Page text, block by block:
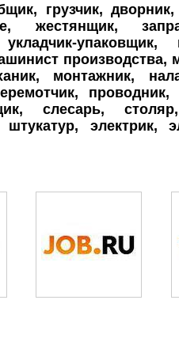
грузчик,
жестянщик,
упаковщик,
производства,
монтажник,
проводник,
слесарь,
электрик,